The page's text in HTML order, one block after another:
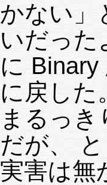
かない」とい
いだった
に Binary 版
に戻した。 という事で xorg-
まるっ
だが、 とりあえず放置しておいても
実害は